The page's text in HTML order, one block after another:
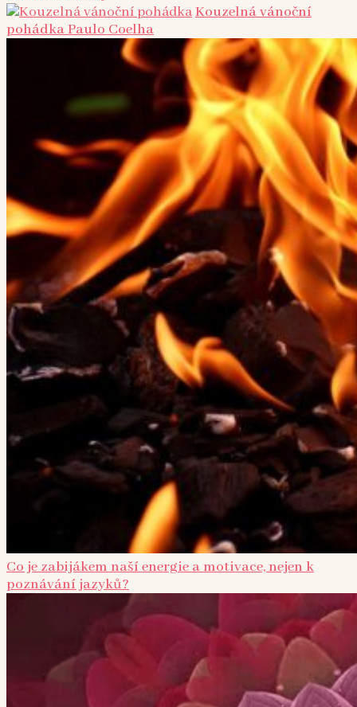
Kouzelná vánoční
pohádka Paulo Coelha
Co je zabijákem naší energie a motivace, nejen k
poznávání jazyků?